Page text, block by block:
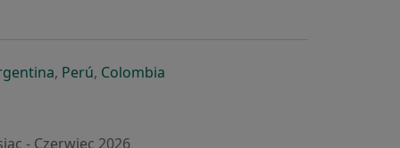
karcie
w nowej karcie
się w nowej karcie
otwiera się w nowej karcie
, Perúotwiera się w nowej karcie
, Colombiaotwiera się w nowej karcie
- Czerwiec 2026